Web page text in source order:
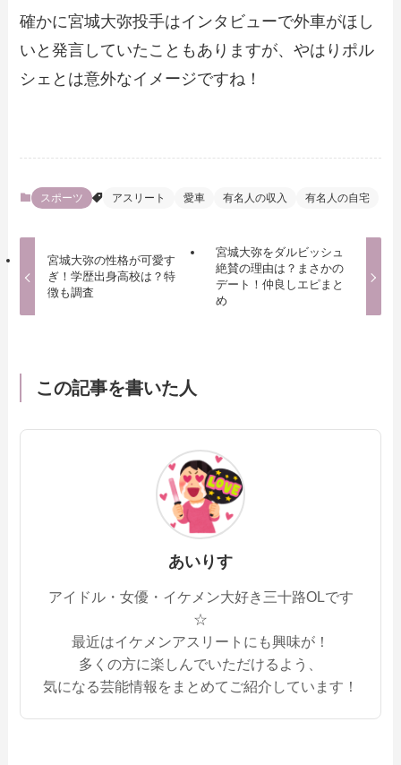
確かに宮城大弥投手はインタビューで外車がほし
いと発言していたこともありますが、やはりポル
シェとは意外なイメージですね！
スポーツ アスリート 愛車 有名人の収入 有名人の自宅
宮城大弥の性格が可愛す
ぎ！学歴出身高校は？特
徴も調査
宮城大弥をダルビッシュ
絶賛の理由は？まさかの
デート！仲良しエピまと
め
この記事を書いた人
あいりす
アイドル・女優・イケメン大好き三十路OLです
☆
最近はイケメンアスリートにも興味が！
多くの方に楽しんでいただけるよう、
気になる芸能情報をまとめてご紹介しています！